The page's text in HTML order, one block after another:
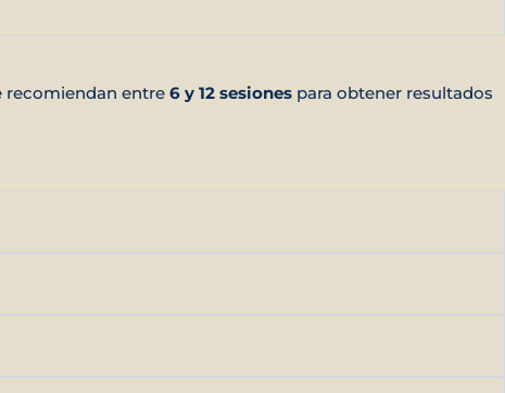
recomiendan entre 6 y 12 sesiones para obtener resultados